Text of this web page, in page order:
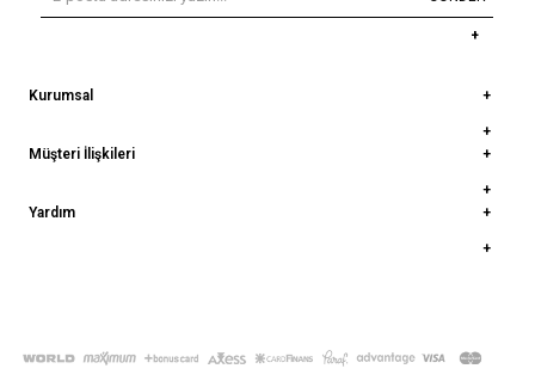
Kurumsal
Müşteri İlişkileri
Yardım